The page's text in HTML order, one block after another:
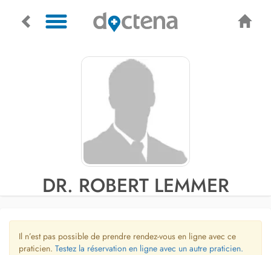
DR. ROBERT LEMMER
Il n’est pas possible de prendre rendez-vous en ligne avec ce
praticien. Testez la réservation en ligne avec un autre praticien.